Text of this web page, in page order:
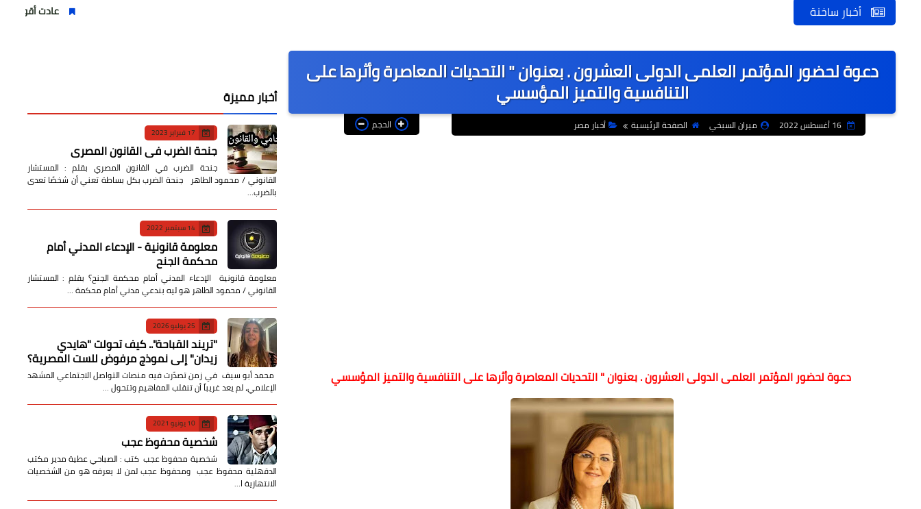
أخبار ساخنة عادت أقوى من السابق"..
دعوة لحضور المؤتمر العلمى الدولى العشرون . بعنوان " التحديات المعاصرة وأثرها على
التنافسية والتميز المؤسسي
16 أغسطس 2022 ميران السبخي الصفحة الرئيسية أخبار مصر الحجم
دعوة لحضور المؤتمر العلمى الدولى العشرون . بعنوان " التحديات المعاصرة وأثرها على التنافسية والتميز المؤسسي
أخبار مميزة
17 فبراير 2023
جنحة الضرب في القانون المصري
جنحة الضرب في القانون المصري بقلم : المستشار
القانوني / محمود الطاهر جنحة الضرب بكل بساطة تعني أن شخصًا تعدى
بالضرب…
14 سبتمبر 2022
معلومة قانونية - الإدعاء المدني أمام
محكمة الجنح
معلومة قانونية الإدعاء المدني أمام محكمة الجنح؟ بقلم : المستشار
القانوني / محمود الطاهر هو ليه بندعي مدني أمام محكمة …
25 يوليو 2026
​"تريند القباحة".. كيف تحولت "هايدي
زيدان" إلى نموذج مرفوض للست المصرية؟
​ محمد أبو سيف ​في زمن تصدّرت فيه منصات التواصل الاجتماعي المشهد
الإعلامي، لم يعد غريباً أن تنقلب المفاهيم وتتحول …
10 يونيو 2021
شخصية محفوظ عجب
شخصية محفوظ عجب كتب : الصباحي عطية مدير مكتب
الدقهلية محفوظ عجب ومحفوظ عجب لمن لا يعرفه هو من الشخصيات
الانتهازية ا…